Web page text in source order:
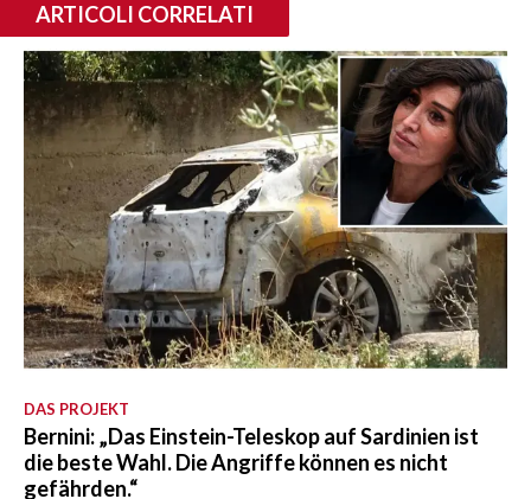
ARTICOLI CORRELATI
DAS PROJEKT
Bernini: „Das Einstein-Teleskop auf Sardinien ist
die beste Wahl. Die Angriffe können es nicht
gefährden.“